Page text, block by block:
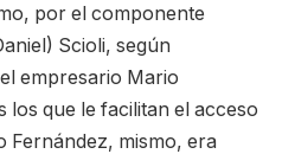
por el componente
Scioli, según
empresario Mario
que le facilitan el acceso
Fernández, mismo, era